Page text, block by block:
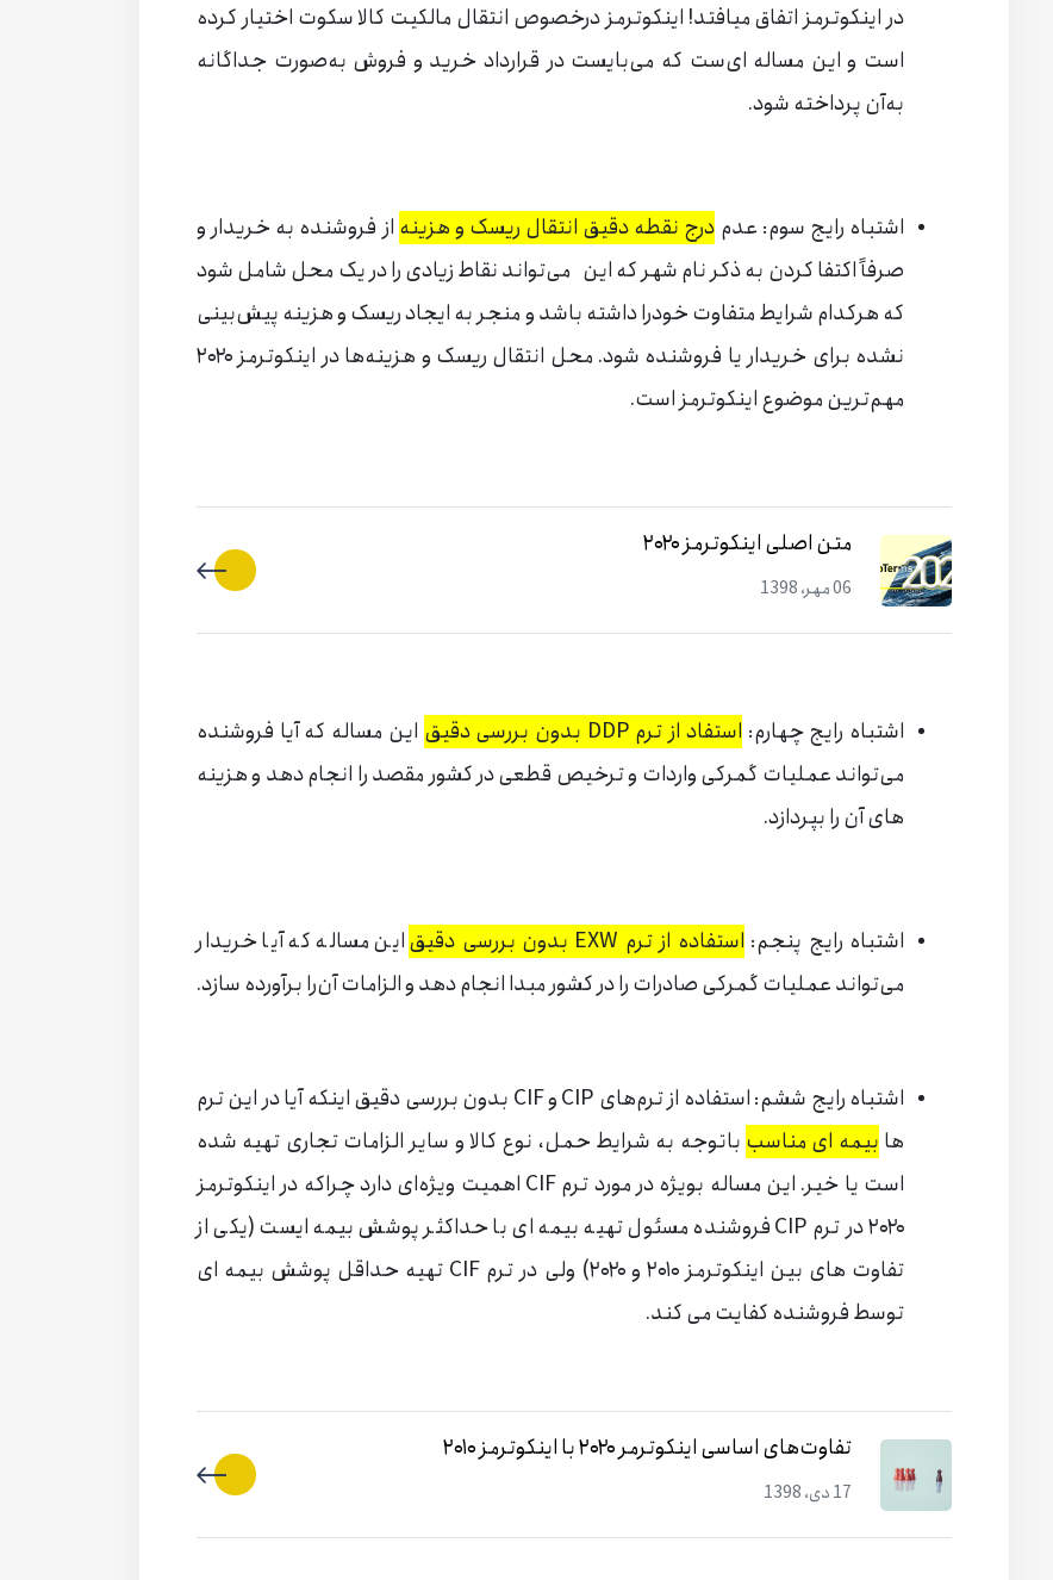
در اینکوترمز اتفاق میافتد! اینکوترمز درخصوص انتقال مالکیت کالا سکوت اختیار کرده
است و این مساله ای‌ست که می‌بایست در قرارداد خرید و فروش به‌صورت جداگانه
به‌آن پرداخته شود.
اشتباه رایج سوم: عدم درج نقطه دقیق انتقال ریسک و هزینه از فروشنده به خریدار و
صرفاً اکتفا کردن به ذکر نام شهر که این ‌می‌تواند نقاط زیادی را در یک محل شامل شود
که هرکدام شرایط متفاوت خودرا داشته باشد و منجر به ایجاد ریسک و هزینه پیش‌بینی
نشده برای خریدار یا فروشنده شود. محل انتقال ریسک و هزینه‌ها در اینکوترمز ۲۰۲۰
مهم‌ترین موضوع اینکوترمز است.
متن اصلی اینکوترمز ۲۰۲۰
06 مهر، 1398
اشتباه رایج چهارم: استفاد از ترم DDP بدون بررسی دقیق
این مساله که آیا فروشنده
می‌تواند عملیات گمرکی واردات و ترخیص قطعی در کشور مقصد را انجام دهد و هزینه
های آن را بپردازد.
اشتباه رایج پنجم: استفاده از ترم EXW بدون بررسی دقیق
این مساله که آیا خریدار
می‌تواند عملیات گمرکی صادرات را در کشور مبدا انجام دهد و الزامات آن‌را برآورده سازد.
اشتباه رایج ششم: استفاده از ترم‌های CIP و CIF بدون بررسی دقیق اینکه آیا در این ترم
ها بیمه ‌ای مناسب باتوجه به شرایط حمل، نوع کالا و سایر الزامات تجاری تهیه شده
است یا خیر. این مساله بویژه در مورد ترم CIF اهمیت ویژه‌ای دارد چراکه در اینکوترمز
۲۰۲۰ در ترم CIP فروشنده مسئول تهیه بیمه ای با حداکثر پوشش بیمه ایست (یکی از
تفاوت های بین اینکوترمز ۲۰۱۰ و ۲۰۲۰) ولی در ترم CIF تهیه حداقل پوشش بیمه ای
توسط فروشنده کفایت می کند.
تفاوت‌های اساسی اینکوترمر ۲۰۲۰ با اینکوترمز ۲۰۱۰
17 دی، 1398